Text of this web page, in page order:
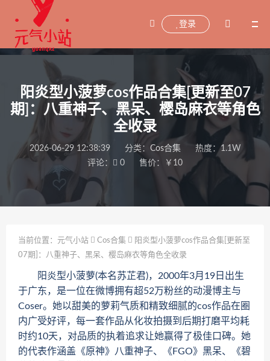
登录
阳炎型小菠萝cos作品合集[更新至07
期]：八重神子、黑呆、樱岛麻衣等角色
全收录
2026-06-29 12:38:39 分类： Cos合集
热度：1.1W
评论：
0 售价：￥10
当前位置： 元气小站 Cos合集
阳炎型小菠萝cos作品合集[更新至
07期]：八重神子、黑呆、樱岛麻衣等角色全收录
阳炎型小菠萝(本名苏芷君)，2000年3月19日出生
于广东，是一位在微博拥有超52万粉丝的动漫博主与
Coser。她以甜美的萝莉气质和精致细腻的cos作品在圈
内广受好评，每一套作品从化妆拍摄到后期打磨平均耗
时约10天，对品质的执着追求让她赢得了极佳口碑。她
的代表作涵盖《原神》八重神子、《FGO》黑呆、《碧